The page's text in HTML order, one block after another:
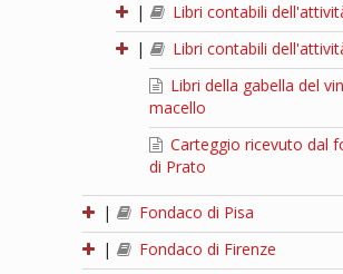
|
Libri contabili
|
Libri contabili
Libri della gabella del
macello
Carteggio ricevuto dal
di Prato
|
Fondaco di Pisa
|
Fondaco di Firenze